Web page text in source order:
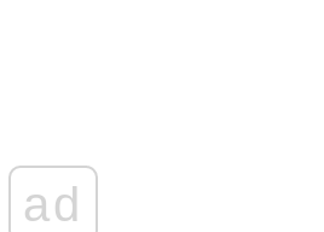
ad